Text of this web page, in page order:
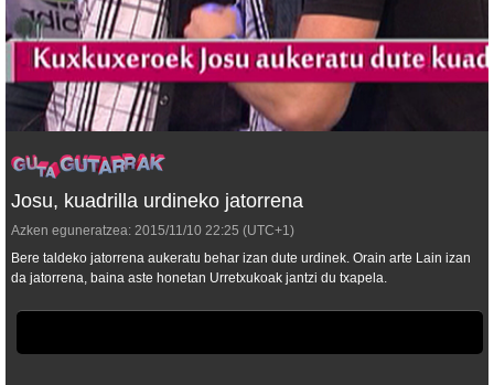
Josu, kuadrilla urdineko jatorrena
Azken eguneratzea: 2015/11/10 22:25 (UTC+1)
Bere taldeko jatorrena aukeratu behar izan dute urdinek. Orain arte Lain izan
da jatorrena, baina aste honetan Urretxukoak jantzi du txapela.